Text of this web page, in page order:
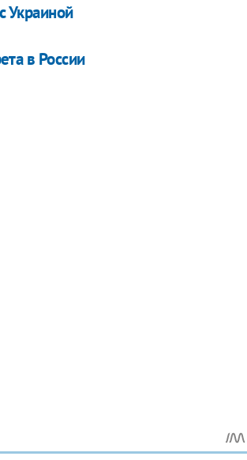
Украиной
в России